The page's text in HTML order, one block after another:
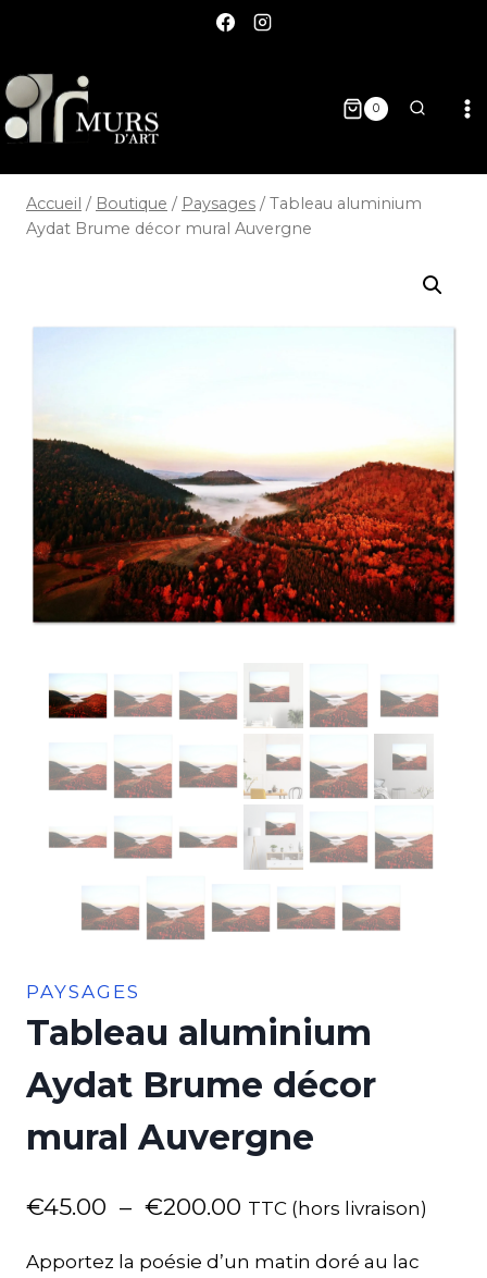
0
Accueil / Boutique / Paysages / Tableau aluminium
Aydat Brume décor mural Auvergne
PAYSAGES
Tableau aluminium
Aydat Brume décor
mural Auvergne
€45.00 – €200.00 TTC (hors livraison)
Apportez la poésie d’un matin doré au lac